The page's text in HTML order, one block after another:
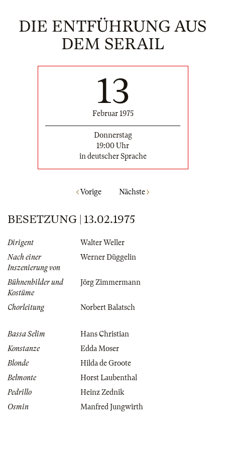
DIE ENTFÜHRUNG AUS
DEM SERAIL
13
Februar 1975
Donnerstag
19:00 Uhr
in deutscher Sprache
Vorige Nächste
BESETZUNG | 13.02.1975
Dirigent
Walter Weller
Nach einer
Inszenierung von
Werner Düggelin
Bühnenbilder und
Kostüme
Jörg Zimmermann
Chorleitung Norbert Balatsch
Bassa Selim
Hans Christian
Konstanze
Edda Moser
Blonde
Hilda de Groote
Belmonte
Horst Laubenthal
Pedrillo
Heinz Zednik
Osmin
Manfred Jungwirth